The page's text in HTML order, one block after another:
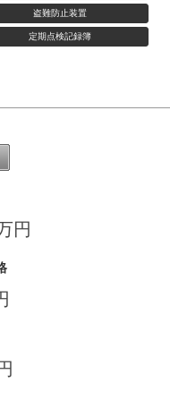
盗難防止装置
定期点検記録簿
円